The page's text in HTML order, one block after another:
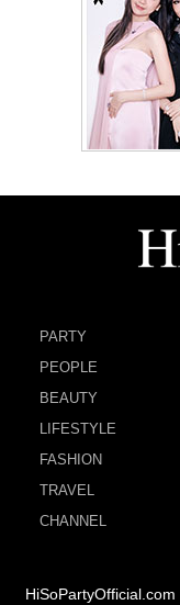
PARTY
PEOPLE
BEAUTY
LIFESTYLE
FASHION
TRAVEL
CHANNEL